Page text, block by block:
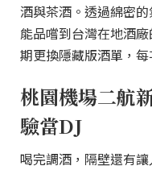
酒與茶酒。透過綿密
能品嚐到台灣在地酒
期更換隱藏版酒單，
桃園機場二航
驗當DJ
喝完調酒，隔壁還有